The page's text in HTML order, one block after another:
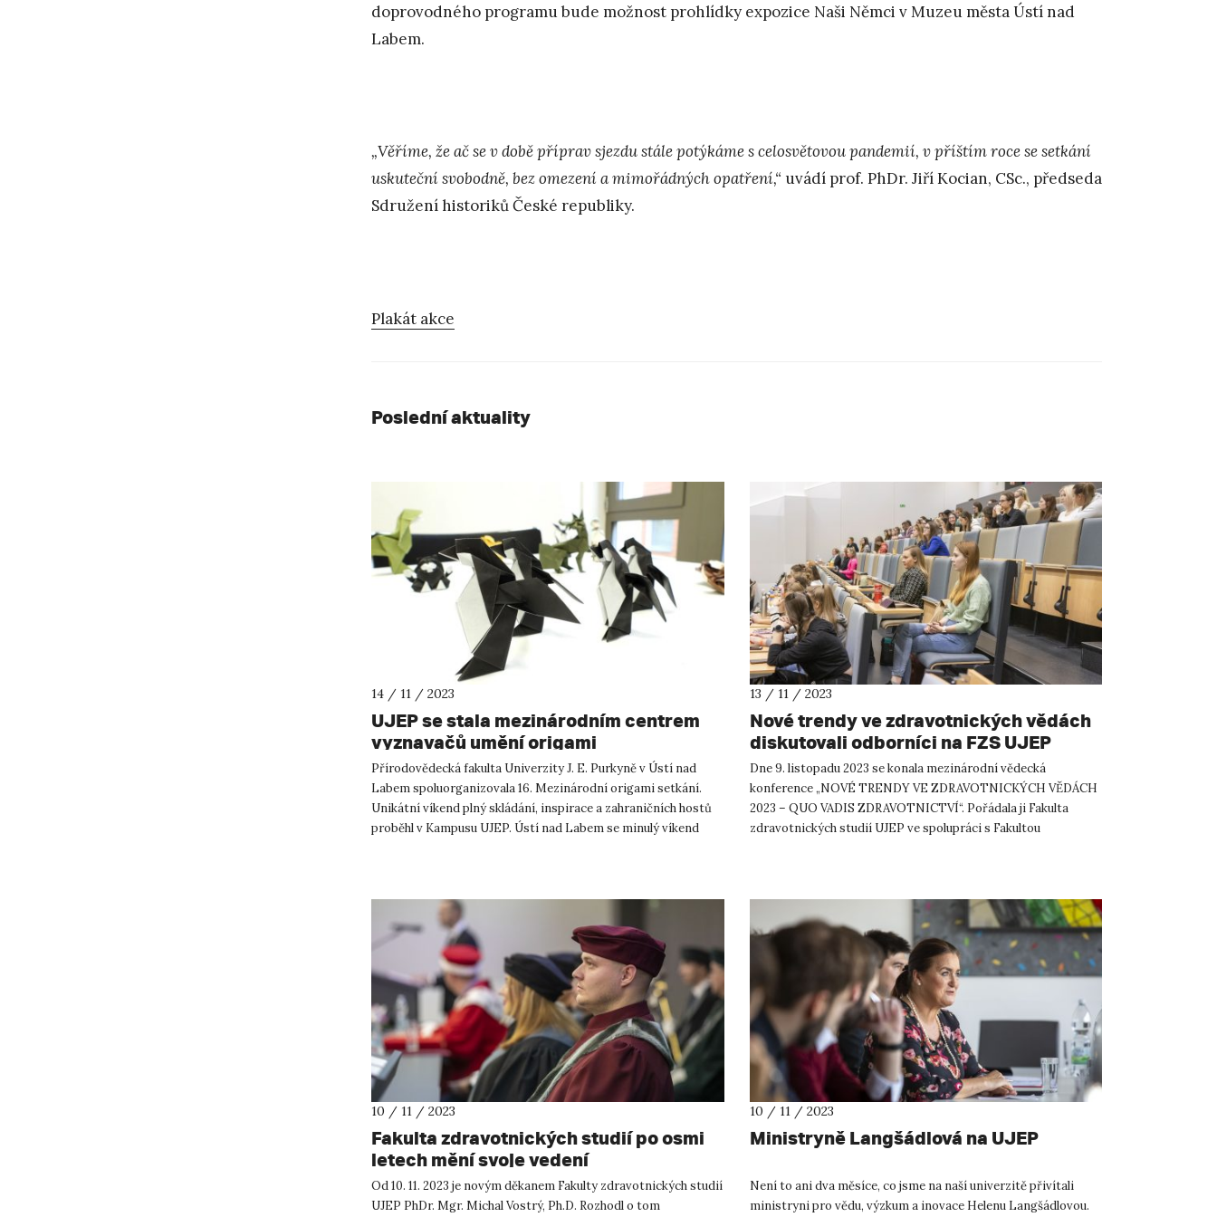
doprovodného programu bude možnost prohlídky expozice Naši Němci v Muzeu města Ústí nad
Labem.
„Věříme, že ač se v době příprav sjezdu stále potýkáme s celosvětovou pandemií, v příštím roce se setkání
uskuteční svobodně, bez omezení a mimořádných opatření,“ uvádí prof. PhDr. Jiří Kocian, CSc., předseda
Sdružení historiků České republiky.
Plakát akce
Poslední aktuality
14 / 11 / 2023
UJEP se stala mezinárodním centrem
vyznavačů umění origami
Přírodovědecká fakulta Univerzity J. E. Purkyně v Ústí nad
Labem spoluorganizovala 16. Mezinárodní origami setkání.
Unikátní víkend plný skládání, inspirace a zahraničních hostů
proběhl v Kampusu UJEP. Ústí nad Labem se minulý víkend
13 / 11 / 2023
Nové trendy ve zdravotnických vědách
diskutovali odborníci na FZS UJEP
Dne 9. listopadu 2023 se konala mezinárodní vědecká
konference „NOVÉ TRENDY VE ZDRAVOTNICKÝCH VĚDÁCH
2023 – QUO VADIS ZDRAVOTNICTVÍ“. Pořádala ji Fakulta
zdravotnických studií UJEP ve spolupráci s Fakultou
10 / 11 / 2023
Fakulta zdravotnických studií po osmi
letech mění svoje vedení
Od 10. 11. 2023 je novým děkanem Fakulty zdravotnických studií
UJEP PhDr. Mgr. Michal Vostrý, Ph.D. Rozhodl o tom
10 / 11 / 2023
Ministryně Langšádlová na UJEP
Není to ani dva měsíce, co jsme na naší univerzitě přivítali
ministryni pro vědu, výzkum a inovace Helenu Langšádlovou.